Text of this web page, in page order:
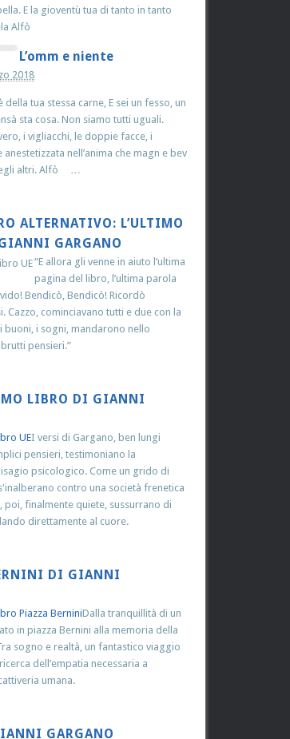
E la gioventù tua di tanto in tanto
Alfò
L’omm e niente
2018
della tua stessa carne, E sei un fesso, un
sta cosa. Non siamo tutti uguali.
i vigliacchi, le doppie facce, i
anestetizzata nell’anima che magn e bev
altri. Alfò …
ALTERNATIVO: L’ULTIMO
GARGANO
“E allora gli venne in aiuto l’ultima
pagina del libro, l’ultima parola
Bendicò, Bendicò! Ricordò
Cazzo, cominciavano tutti e due con la
buoni, i sogni, mandarono nello
pensieri.”
LIBRO DI GIANNI
I versi di Gargano, ben lungi
pensieri, testimoniano la
psicologico. Come un grido di
contro una società frenetica
poi, finalmente quiete, sussurrano di
direttamente al cuore.
DI GIANNI
Dalla tranquillità di un
in piazza Bernini alla memoria della
sogno e realtà, un fantastico viaggio
dell’empatia necessaria a
umana.
GARGANO